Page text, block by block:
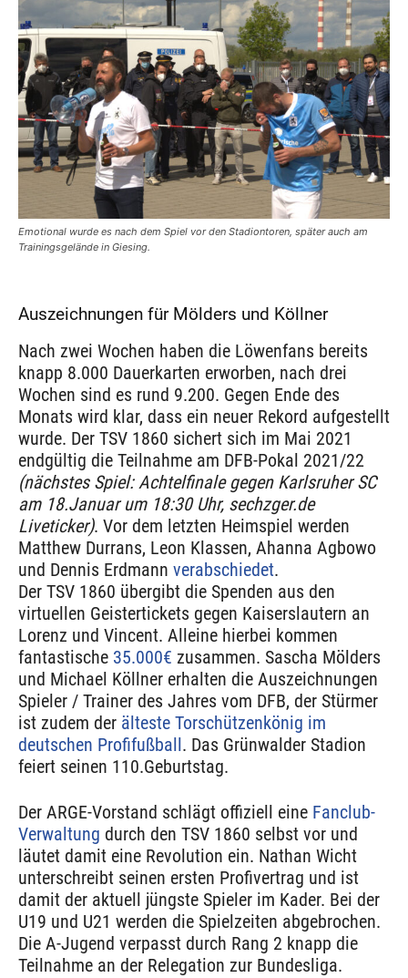
Emotional wurde es nach dem Spiel vor den Stadiontoren, später auch am
Trainingsgelände in Giesing.
Auszeichnungen für Mölders und Köllner
Nach zwei Wochen haben die Löwenfans bereits
knapp 8.000 Dauerkarten erworben, nach drei
Wochen sind es rund 9.200. Gegen Ende des
Monats wird klar, dass ein neuer Rekord aufgestellt
wurde. Der TSV 1860 sichert sich im Mai 2021
endgültig die Teilnahme am DFB-Pokal 2021/22
(nächstes Spiel: Achtelfinale gegen Karlsruher SC
am 18.Januar um 18:30 Uhr, sechzger.de
Liveticker). Vor dem letzten Heimspiel werden
Matthew Durrans, Leon Klassen, Ahanna Agbowo
und Dennis Erdmann verabschiedet.
Der TSV 1860 übergibt die Spenden aus den
virtuellen Geistertickets gegen Kaiserslautern an
Lorenz und Vincent. Alleine hierbei kommen
fantastische 35.000€ zusammen. Sascha Mölders
und Michael Köllner erhalten die Auszeichnungen
Spieler / Trainer des Jahres vom DFB, der Stürmer
ist zudem der älteste Torschützenkönig im
deutschen Profifußball. Das Grünwalder Stadion
feiert seinen 110.Geburtstag.
Der ARGE-Vorstand schlägt offiziell eine Fanclub-
Verwaltung durch den TSV 1860 selbst vor und
läutet damit eine Revolution ein. Nathan Wicht
unterschreibt seinen ersten Profivertrag und ist
damit der aktuell jüngste Spieler im Kader. Bei der
U19 und U21 werden die Spielzeiten abgebrochen.
Die A-Jugend verpasst durch Rang 2 knapp die
Teilnahme an der Relegation zur Bundesliga.